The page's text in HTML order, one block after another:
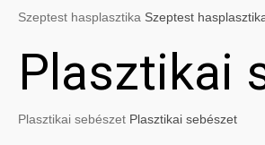
Szeptest hasplasztika Szeptest
Plasztikai
Plasztikai sebészet Plasztikai sebészet